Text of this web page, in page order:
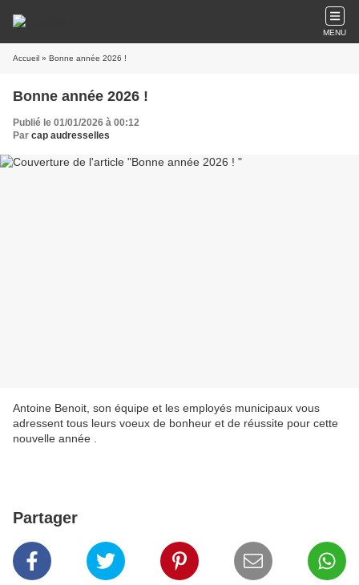
MENU
Accueil » Bonne année 2026 !
Bonne année 2026 !
Publié le 01/01/2026 à 00:12
Par cap audresselles
Antoine Benoit, son équipe et les employés municipaux vous
adressent tous leurs voeux de bonheur et de réussite pour cette
nouvelle année .
Partager